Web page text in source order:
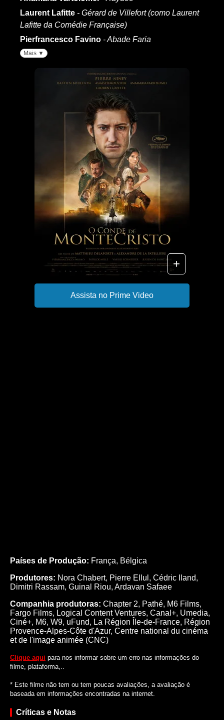
Laurent Lafitte - Gérard de Villefort (como Laurent
Lafitte da Comédie Française)
Pierfrancesco Favino - Abade Faria
Mais ▼
+
Assista no Prime Video
Países de Produção: França, Bélgica
Produtores: Nora Chabert, Pierre Ellul, Cédric Iland,
Dimitri Rassam, Guinal Riou, Ardavan Safaee
Companhia produtoras: Chapter 2, Pathé, M6 Films,
Fargo Films, Logical Content Ventures, Canal+, Umedia,
Ciné+, M6, W9, uFund, La Région Île-de-France, Région
Provence-Alpes-Côte d'Azur, Centre national du cinéma
et de l'image animée (CNC)
Clique aqui para nos informar sobre um erro nas informações do
filme, plataforma,..
* Este filme não tem ou tem poucas avaliações, a avaliação é
baseada em informações encontradas na internet.
Críticas e Notas